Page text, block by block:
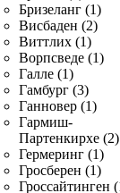
Бризеланг (1)
Висбаден (2)
Виттлих (1)
Ворпсведе (1)
Галле (1)
Гамбург (3)
Ганновер (1)
Гармиш-
Партенкирхе (2)
Гермеринг (1)
Гросберен (1)
Гроссайтинген